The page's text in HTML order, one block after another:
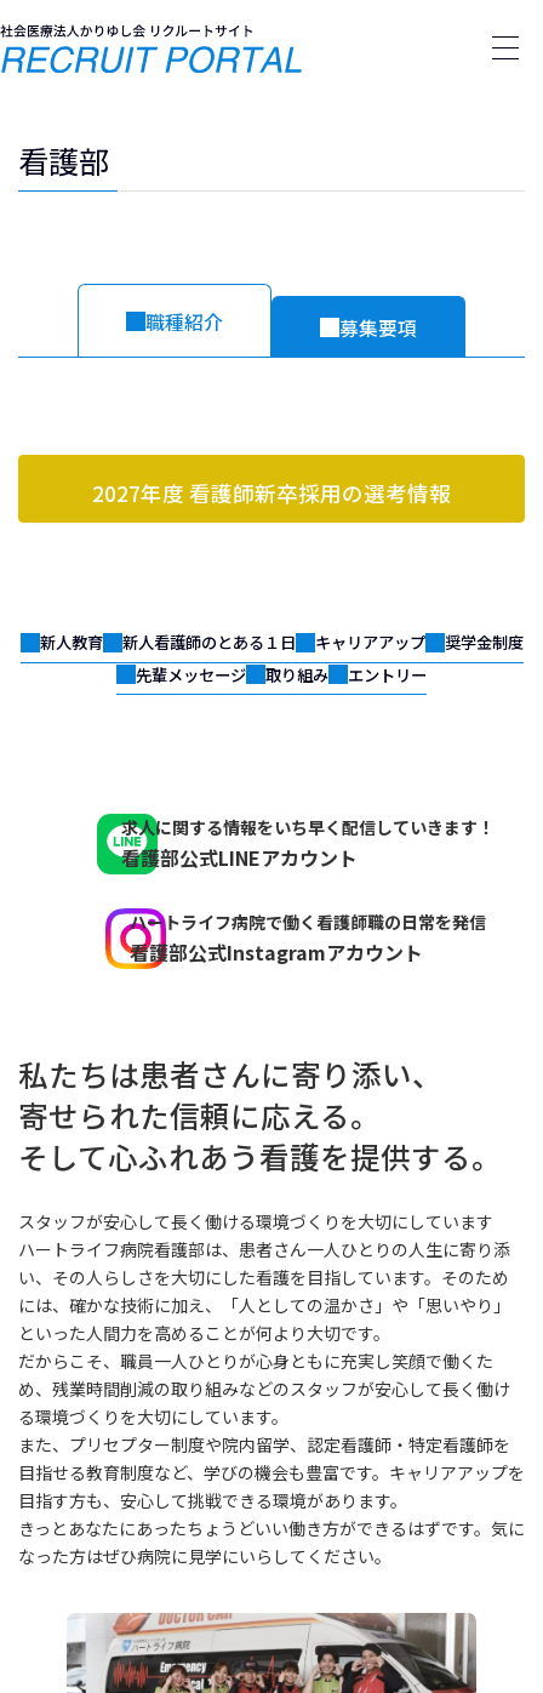
to
the
to
the
看護部
職種紹介 募集要項
2027年度 看護師新卒採用の選考情報
新人教育 新人看護師のとある１日 キャリアアップ
奨学金制度
先輩メッセージ
取り組み エントリー
カ
ラ
ム
ン
ク
求人に関する情報をいち早く配信していきます！
看護部公式LINEアカウント
カ
ラ
ム
ハートライフ病院で働く 看護師職の日常を発信
看護部公式Instagramアカウント
私たちは患者さんに寄り添い、
寄せられた信頼に応える。
そして心ふれあう看護を提供する。
スタッフが安心して長く働ける環境づくりを大切にしています
ハートライフ病院看護部は、患者さん一人ひとりの人生に寄り添
い、その人らしさを大切にした看護を目指しています。そのため
には、確かな技術に加え、「人としての温かさ」や「思いやり」
といった人間力を高めることが何より大切です。
だからこそ、職員一人ひとりが心身ともに充実し笑顔で働くた
め、残業時間削減の取り組みなどのスタッフが安心して長く働け
る環境づくりを大切にしています。
また、プリセプター制度や院内留学、認定看護師・特定看護師を
目指せる教育制度など、学びの機会も豊富です。キャリアアップを
目指す方も、安心して挑戦できる環境があります。
きっとあなたにあったちょうどいい働き方ができるはずです。気に
なった方はぜひ病院に見学にいらしてください。